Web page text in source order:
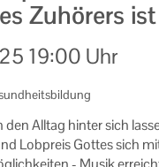
Zuhörers ist
19:00 Uhr
den All­tag hin­ter sich
Lob­preis Got­tes sich